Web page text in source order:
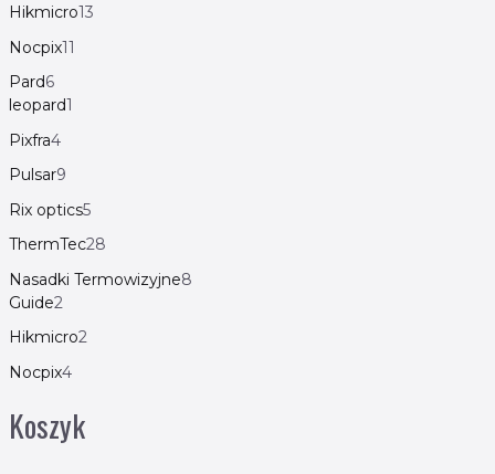
Hikmicro13
Nocpix11
Pard6
leopard1
Pixfra4
Pulsar9
Rix optics5
ThermTec28
Nasadki Termowizyjne8
Guide2
Hikmicro2
Nocpix4
Koszyk